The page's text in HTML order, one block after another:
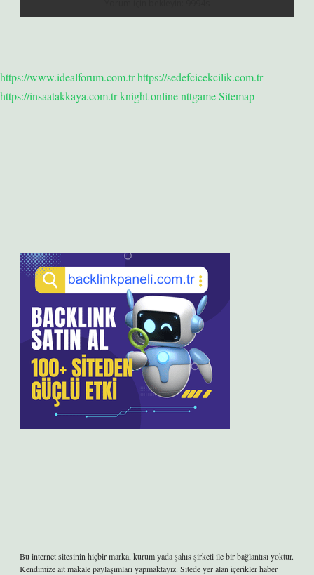
https://www.idealforum.com.trhttps://sedefcicekcilik.com.tr
https://insaatakkaya.com.trknight onlinenttgameSitemap
Bu internet sitesinin hiçbir marka, kurum yada şahıs şirketi ile bir bağlantısı yoktur.
Kendimize ait makale paylaşımları yapmaktayız. Sitede yer alan içerikler haber